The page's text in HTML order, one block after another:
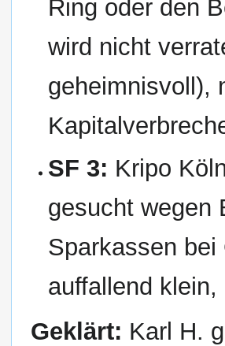
Ring oder den
wird nicht
geheimnisvoll),
SF 3: Kripo
gesucht wegen
Sparkassen
auffallend
Geklärt: Karl H.